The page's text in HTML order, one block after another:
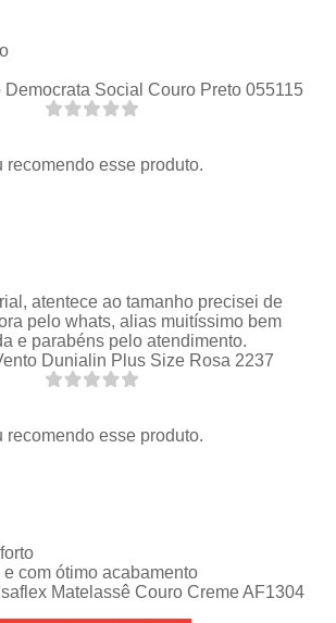
Democrata Social Couro Preto 055115
recomendo esse produto.
atentece ao tamanho precisei de
pelo whats, alias muitíssimo bem
e parabéns pelo atendimento.
Dunialin Plus Size Rosa 2237
recomendo esse produto.
com ótimo acabamento
Matelassê Couro Creme AF1304